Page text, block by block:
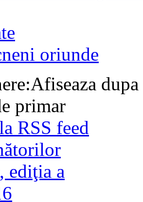
oriunde
Afiseaza
primar
RSS feed